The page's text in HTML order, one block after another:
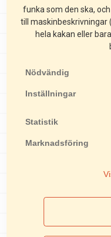
funka som den ska,
till maskinbeskrivningar
hela kakan eller
Nödvändig
Inställningar
Statistik
Marknadsföring
Spårfräsar
Kakelsågar
Stensågar
Lyftredskap